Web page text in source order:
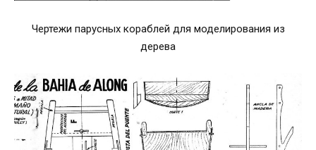
Чертежи парусных кораблей для моделирования из
дерева